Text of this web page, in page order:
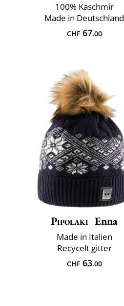
100% Kaschmir
Made in Deutschland
CHF67.00
Pipolaki Enna
Made in Italien
Recycelt gitter
CHF63.00